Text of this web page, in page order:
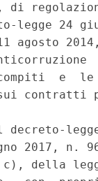
di
legge 24
agosto
e  le
decreto-
2017,
della